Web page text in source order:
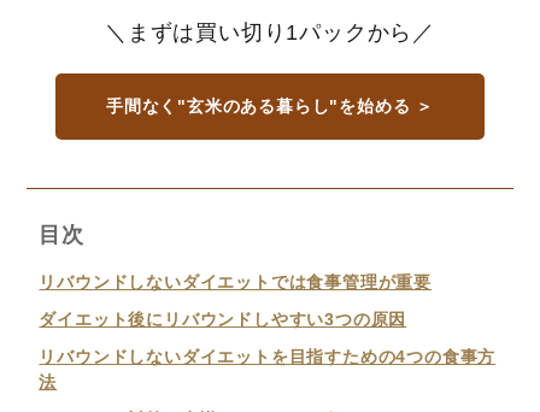
＼まずは買い切り1パックから／
手間なく"玄米のある暮らし"を始める ＞
目次
リバウンドしないダイエットでは食事管理が重要
ダイエット後にリバウンドしやすい3つの原因
リバウンドしないダイエットを目指すための4つの食事方
法